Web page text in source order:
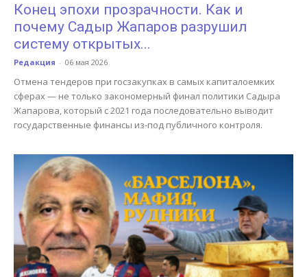
Конец эпохи прозрачности. Как и
почему Садыр Жапаров разрушил
систему открытых...
Редакция - 06 мая 2026
Отмена тендеров при госзакупках в самых капиталоемких
сферах — не только закономерный финал политики Садыра
Жапарова, который с 2021 года последовательно выводит
государственные финансы из-под публичного контроля.